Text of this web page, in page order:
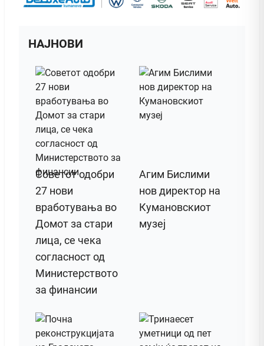
НАЈНОВИ
Советот одобри
27 нови
вработувања во
Домот за стари
лица, се чека
согласност од
Министерството
за финансии
Агим Бислими
нов директор на
Кумановскиот
музеј